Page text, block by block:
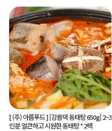
[ (주) 아름푸드 ][강릉댁 동태탕 650g] 2~3
인분 얼큰하고 시원한 동태탕 * 2팩